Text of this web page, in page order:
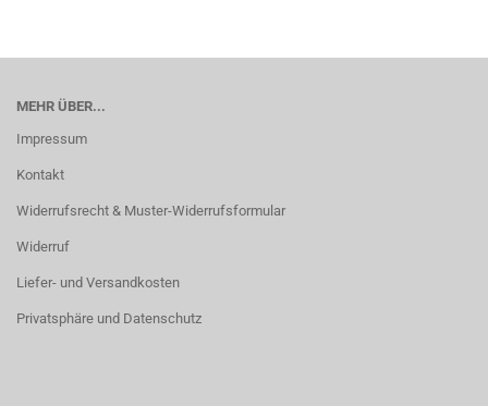
MEHR ÜBER...
Impressum
Kontakt
Widerrufsrecht & Muster-Widerrufsformular
Widerruf
Liefer- und Versandkosten
Privatsphäre und Datenschutz